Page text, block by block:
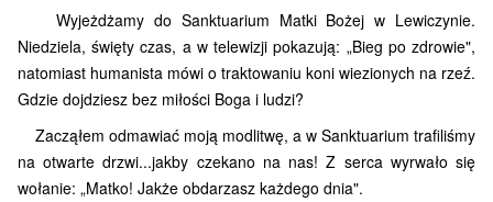
Wyjeżdżamy do Sanktuarium Matki Bożej w Lewiczynie.
Niedziela, święty czas, a w telewizji pokazują: „Bieg po zdrowie",
natomiast humanista mówi o traktowaniu koni wiezionych na rzeź.
Gdzie dojdziesz bez miłości Boga i ludzi?
Zacząłem odmawiać moją modlitwę, a w Sanktuarium trafiliśmy
na otwarte drzwi...jakby czekano na nas! Z serca wyrwało się
wołanie: „Matko! Jakże obdarzasz każdego dnia".